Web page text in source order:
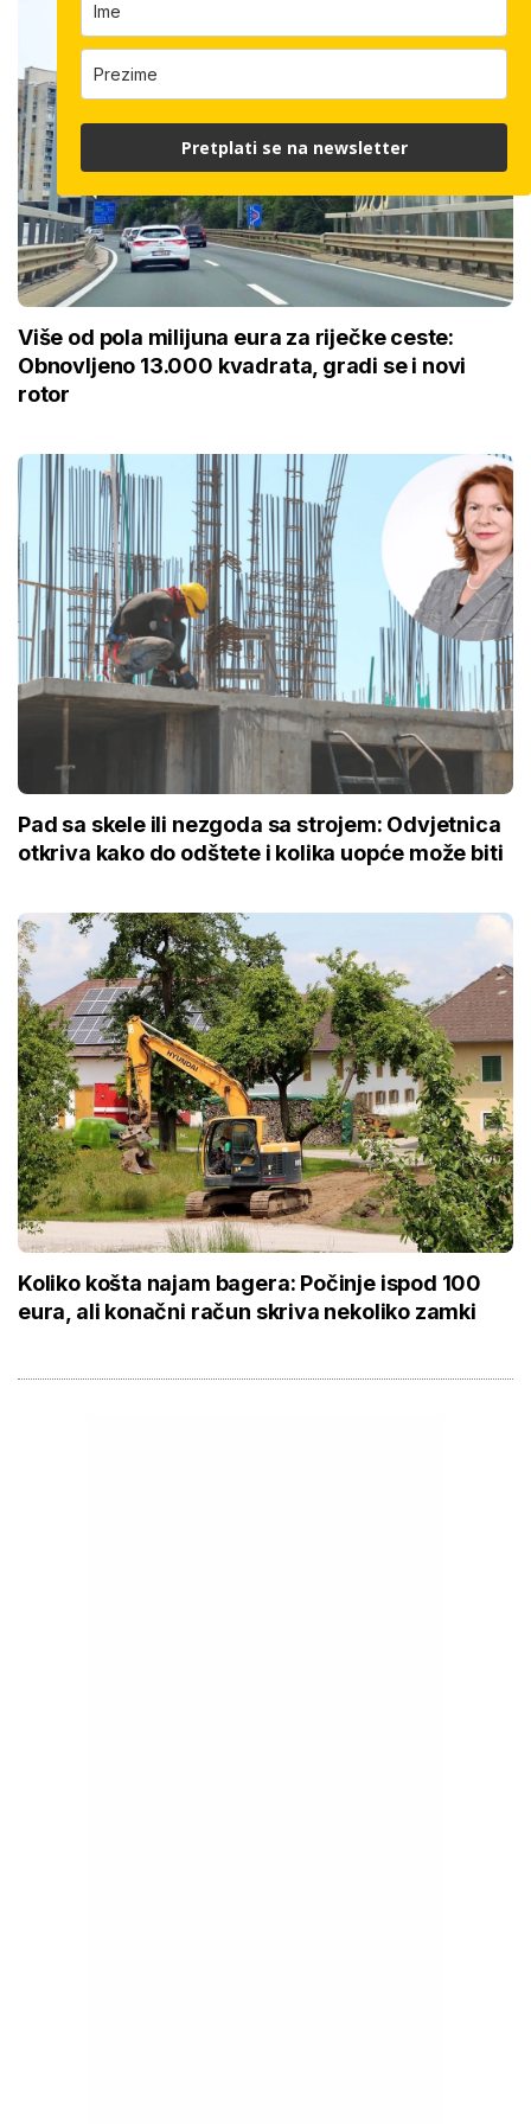
Više od pola milijuna eura za riječke ceste:
Obnovljeno 13.000 kvadrata, gradi se i novi
rotor
Pad sa skele ili nezgoda sa strojem: Odvjetnica
otkriva kako do odštete i kolika uopće može biti
Koliko košta najam bagera: Počinje ispod 100
eura, ali konačni račun skriva nekoliko zamki
Pretplati se na newsletter